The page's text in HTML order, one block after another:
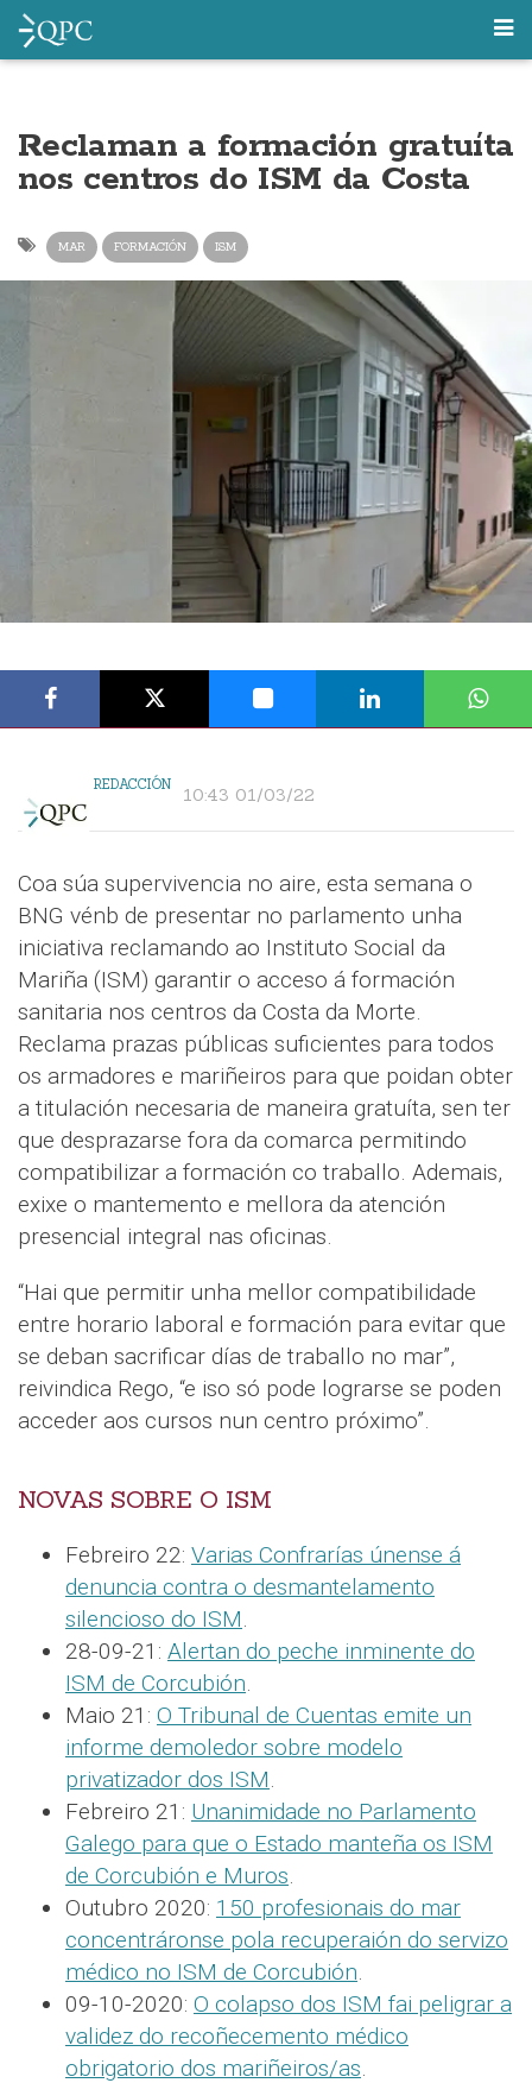
Reclaman a formación gratuíta
nos centros do ISM da Costa
MAR FORMACIÓN ISM
REDACCIÓN 10:43 01/03/22
Coa súa supervivencia no aire, esta semana o
BNG vénb de presentar no parlamento unha
iniciativa reclamando ao Instituto Social da
Mariña (ISM) garantir o acceso á formación
sanitaria nos centros da Costa da Morte.
Reclama prazas públicas suficientes para todos
os armadores e mariñeiros para que poidan obter
a titulación necesaria de maneira gratuíta, sen ter
que desprazarse fora da comarca permitindo
compatibilizar a formación co traballo. Ademais,
exixe o mantemento e mellora da atención
presencial integral nas oficinas.
“Hai que permitir unha mellor compatibilidade
entre horario laboral e formación para evitar que
se deban sacrificar días de traballo no mar”,
reivindica Rego, “e iso só pode lograrse se poden
acceder aos cursos nun centro próximo”.
NOVAS SOBRE O ISM
Febreiro 22: Varias Confrarías únense á
denuncia contra o desmantelamento
silencioso do ISM.
28-09-21: Alertan do peche inminente do
ISM de Corcubión.
Maio 21: O Tribunal de Cuentas emite un
informe demoledor sobre modelo
privatizador dos ISM.
Febreiro 21: Unanimidade no Parlamento
Galego para que o Estado manteña os ISM
de Corcubión e Muros.
Outubro 2020: 150 profesionais do mar
concentráronse pola recuperaión do servizo
médico no ISM de Corcubión.
09-10-2020: O colapso dos ISM fai peligrar a
validez do recoñecemento médico
obrigatorio dos mariñeiros/as.